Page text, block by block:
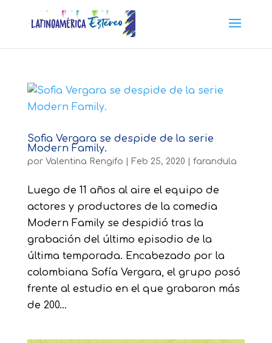
Sofia Vergara se despide de la serie
Modern Family.
por Valentina Rengifo Feb 25, 2020 farandula
Luego de 11 años al aire el equipo de
actores y productores de la comedia
Modern Family se despidió tras la
grabación del último episodio de la
última temporada. Encabezado por la
colombiana Sofía Vergara, el grupo posó
frente al estudio en el que grabaron más
de 200...